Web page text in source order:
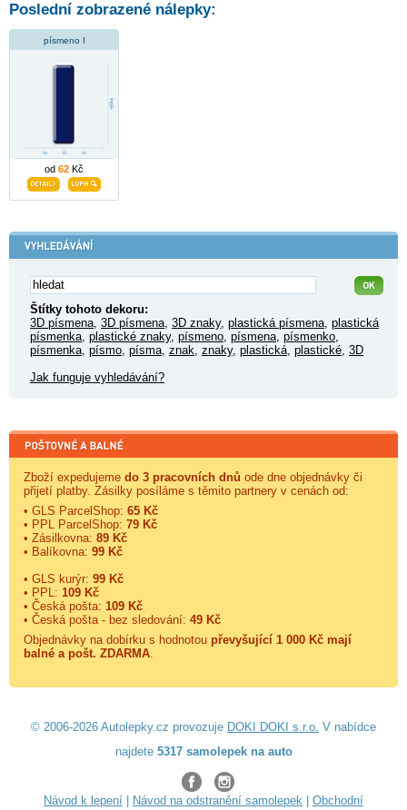
Poslední zobrazené nálepky:
písmeno I
od 62 Kč
Štítky tohoto dekoru:
3D písmena, 3D písmena, 3D znaky, plastická písmena, plastická
písmenka, plastické znaky, písmeno, písmena, písmenko,
písmenka, písmo, písma, znak, znaky, plastická, plastické, 3D
Jak funguje vyhledávání?
Zboží expedujeme do 3 pracovních dnů ode dne objednávky či
přijetí platby. Zásilky posíláme s těmito partnery v cenách od:
• GLS ParcelShop: 65 Kč
• PPL ParcelShop: 79 Kč
• Zásilkovna: 89 Kč
• Balíkovna: 99 Kč
• GLS kurýr: 99 Kč
• PPL: 109 Kč
• Česká pošta: 109 Kč
• Česká pošta - bez sledování: 49 Kč
Objednávky na dobírku s hodnotou převyšující 1 000 Kč mají
balné a pošt. ZDARMA.
© 2006-2026 Autolepky.cz provozuje DOKI DOKI s.r.o. V nabídce
najdete 5317 samolepek na auto
Návod k lepení Návod na odstranění samolepek Obchodní